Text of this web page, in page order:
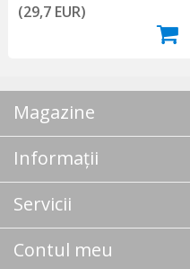
(29,7 EUR)
Magazine
Informații
Servicii
Contul meu